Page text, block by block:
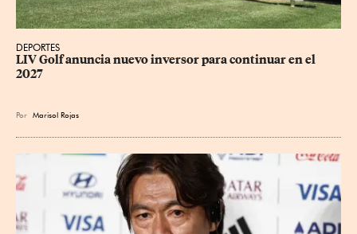
DEPORTES
LIV Golf anuncia nuevo inversor para continuar en el
2027
Por Marisol Rojas